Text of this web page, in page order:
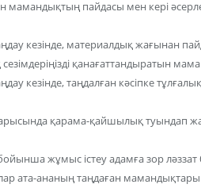
мамандықтың пайдасы мен кері
кезінде, материалдық жағынан
қанағаттандыратын
кезінде, таңдалған кәсіпке
қарама-қайшылық туындап
жұмыс істеу адамға зор
ата-ананың таңдаған